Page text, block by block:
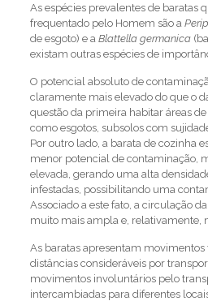
As espécies prevalentes de baratas
frequentado pelo Homem são a
de esgoto) e a Blattella germanica
existam outras espécies de
O potencial absoluto de
claramente mais elevado do que o
questão da primeira habitar áreas
como esgotos, subsolos com
Por outro lado, a barata de cozinha
menor potencial de contaminação,
elevada, gerando uma alta
infestadas, possibilitando uma
Associado a este fato, a circulação
muito mais ampla e, relativamente,
As baratas apresentam
distâncias consideráveis por
movimentos involuntários pelo
intercambiadas para diferentes